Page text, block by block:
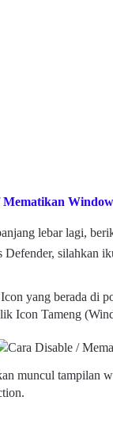
lebar lagi,
Defender, silahkan
yang berada di
Icon Tameng
muncul tampilan